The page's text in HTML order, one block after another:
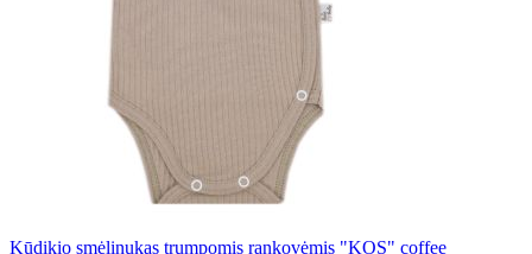
Kūdikio smėlinukas trumpomis rankovėmis "KOS" coffee